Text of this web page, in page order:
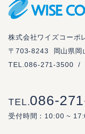
株式会社ワイズコーポ
〒703-8243
岡山県
TEL.086-271-3500 /
TEL.086-
受付時間： 10:00 ~